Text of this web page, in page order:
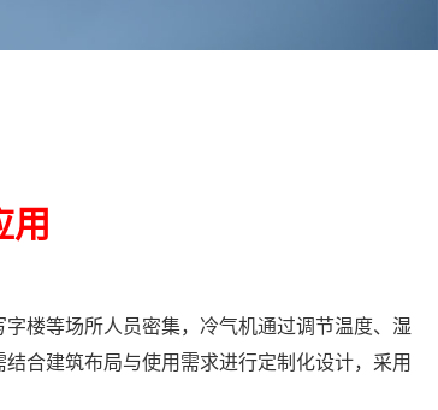
用
楼等场所人员密集，冷气机通过调节温度、湿
合建筑布局与使用需求进行定制化设计，采用